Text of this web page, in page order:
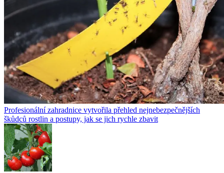
Profesionální zahradnice vytvořila přehled nejnebezpečnějších
škůdců rostlin a postupy, jak se jich rychle zbavit